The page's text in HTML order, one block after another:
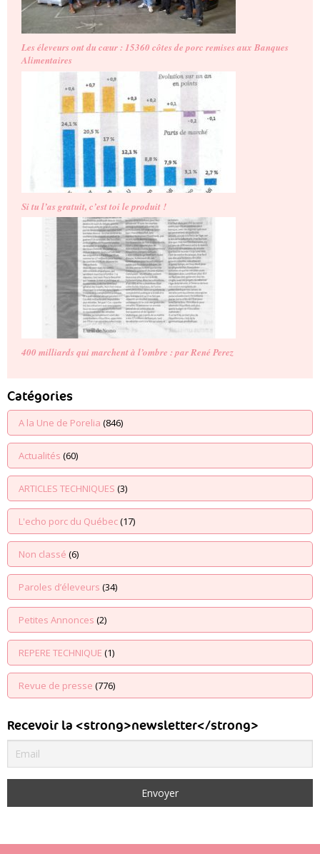
Les éleveurs ont du cœur : 15360 côtes de porc remises aux Banques
Alimentaires
Si tu l’as gratuit, c’est toi le produit !
400 milliards qui marchent à l’ombre : par René Perez
Catégories
A la Une de Porelia (846)
Actualités (60)
ARTICLES TECHNIQUES (3)
L'echo porc du Québec(17)
Non classé (6)
Paroles d’éleveurs (34)
Petites Annonces (2)
REPERE TECHNIQUE (1)
Revue de presse (776)
Recevoir la <strong>newsletter</strong>